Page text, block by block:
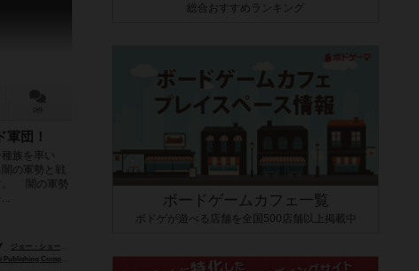
団！
族を率い
の軍勢と戦
。 闇の軍勢
ジョー・ショークロス（Joe Shawcross）
Company）
総合おすすめランキング
ボードゲームカフェ一覧
ボドゲが遊べる店舗を全国500店舗以上掲載中